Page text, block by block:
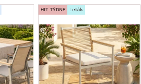
HIT TÝDNE Leták